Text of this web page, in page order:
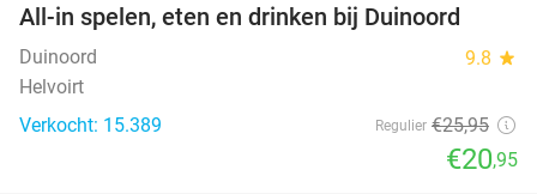
All-in spelen, eten en drinken bij Duinoord
Duinoord 9.8 star
Helvoirt
Verkocht: 15.389
Regulier €25,95
€20,95